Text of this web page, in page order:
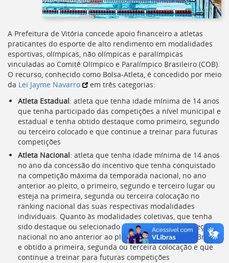
listagem
de
notícias
[]
Ir
para
conteúdo
desta
página
[]
Ir
para
a
busca
[]
Voltar
para
o
início
deste
menu
[]
A Prefeitura de Vitória concede apoio financeiro a atletas
praticantes do esporte de alto rendimento em modalidades
esportivas, olímpicas, não olímpicas e paralímpicas
vinculadas ao Comitê Olímpico e Paralímpico Brasileiro (COB).
O recurso, conhecido como Bolsa-Atleta, é concedido por meio
da Lei Jayme Navarro
em três categorias:
Atleta Estadual: atleta que tenha idade mínima de 14 anos
que tenha participado das competições a nível municipal e
estadual e tenha obtido destaque como primeiro, segundo
ou terceiro colocado e que continue a treinar para futuras
competições
Atleta Nacional: atleta que tenha idade mínima de 14 anos
no ano da concessão do incentivo que tenha conquistado
na competição máxima da temporada nacional, no ano
anterior ao pleito, o primeiro, segundo e terceiro lugar ou
esteja na primeira, segunda ou terceira colocação no
ranking nacional das suas respectivas modalidades
individuais. Quanto às modalidades coletivas, que tenha
sido destaque ou selecionado para participar da seleção
nacional no ano anterior ao pleito, representando o Brasil
e obtido a primeira, segunda ou terceira colocação e que
continue a treinar para futuras competições